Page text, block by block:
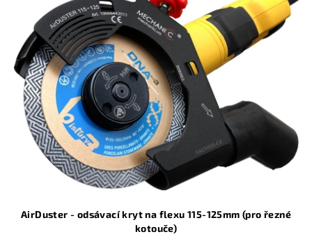
AirDuster - odsávací kryt na flexu 115-125mm (pro řezné
kotouče)